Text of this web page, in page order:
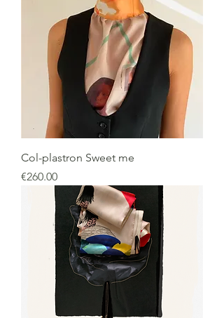
Col-plastron Sweet me
価格
€260.00